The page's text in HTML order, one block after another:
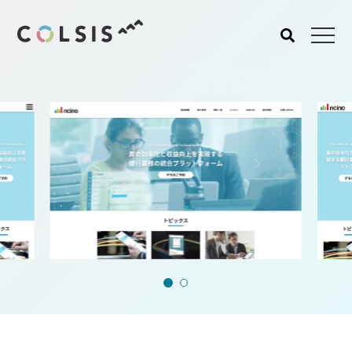
MENU
About us
コルシスについて
Service
サービス
ウェブサイト･システム構
築
システムインテグレーショ